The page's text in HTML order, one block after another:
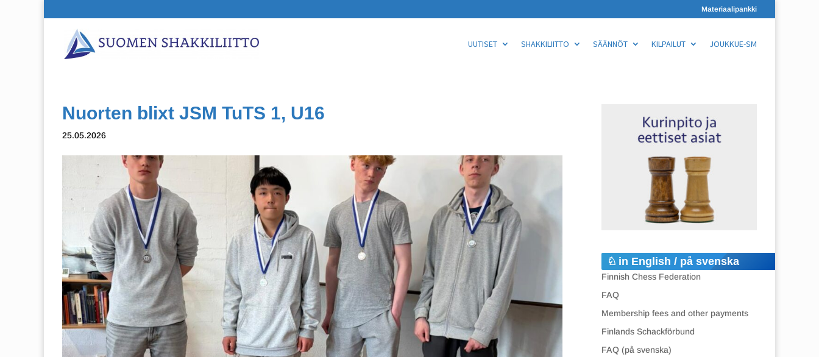
Materiaalipankki
UUTISET SHAKKILIITTO SÄÄNNÖT KILPAILUT JOUKKUE-SM
Nuorten blixt JSM TuTS 1, U16
25.05.2026
in English / på svenska
Finnish Chess Federation
FAQ
Membership fees and other payments
Finlands Schackförbund
FAQ (på svenska)